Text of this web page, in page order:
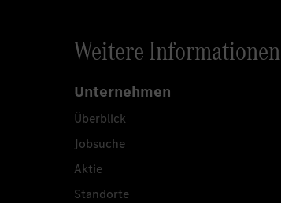
Weitere Informationen
Unternehmen
Überblick
Jobsuche
Aktie
Standorte